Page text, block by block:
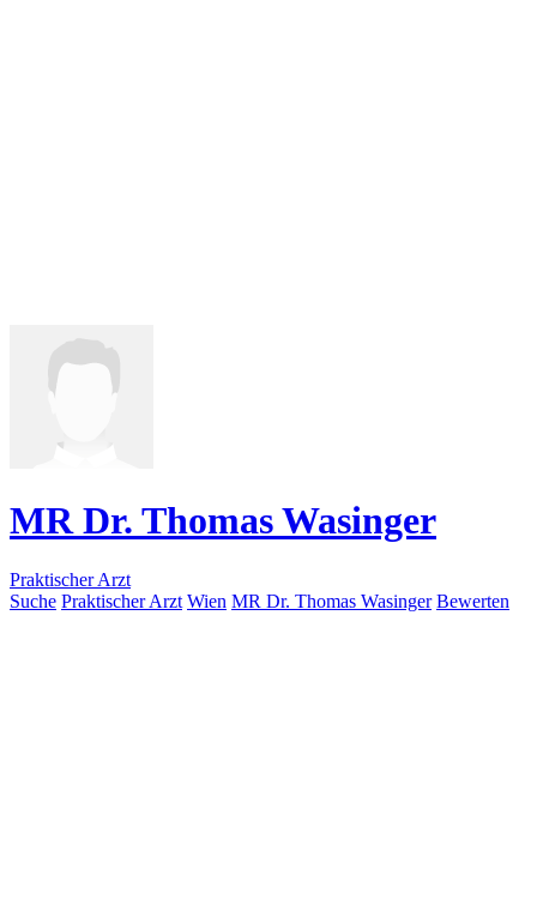
MR Dr. Thomas Wasinger
Praktischer Arzt
Suche Praktischer Arzt Wien MR Dr. Thomas Wasinger Bewerten